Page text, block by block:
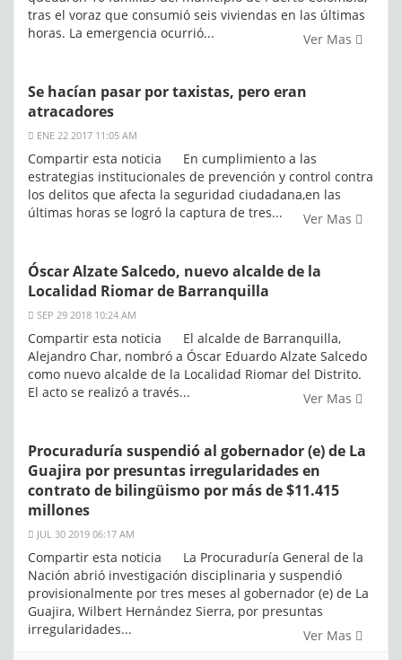
tras el voraz que consumió seis viviendas en las últimas
horas. La emergencia ocurrió...
Ver Mas
Se hacían pasar por taxistas, pero eran
atracadores
ENE 22 2017 11:05 AM
Compartir esta noticia En cumplimiento a las
estrategias institucionales de prevención y control contra
los delitos que afecta la seguridad ciudadana,en las
últimas horas se logró la captura de tres...
Ver Mas
Óscar Alzate Salcedo, nuevo alcalde de la
Localidad Riomar de Barranquilla
SEP 29 2018 10:24 AM
Compartir esta noticia El alcalde de Barranquilla,
Alejandro Char, nombró a Óscar Eduardo Alzate Salcedo
como nuevo alcalde de la Localidad Riomar del Distrito.
El acto se realizó a través...
Ver Mas
Procuraduría suspendió al gobernador (e) de La
Guajira por presuntas irregularidades en
contrato de bilingüismo por más de $11.415
millones
JUL 30 2019 06:17 AM
Compartir esta noticia La Procuraduría General de la
Nación abrió investigación disciplinaria y suspendió
provisionalmente por tres meses al gobernador (e) de La
Guajira, Wilbert Hernández Sierra, por presuntas
irregularidades...
Ver Mas